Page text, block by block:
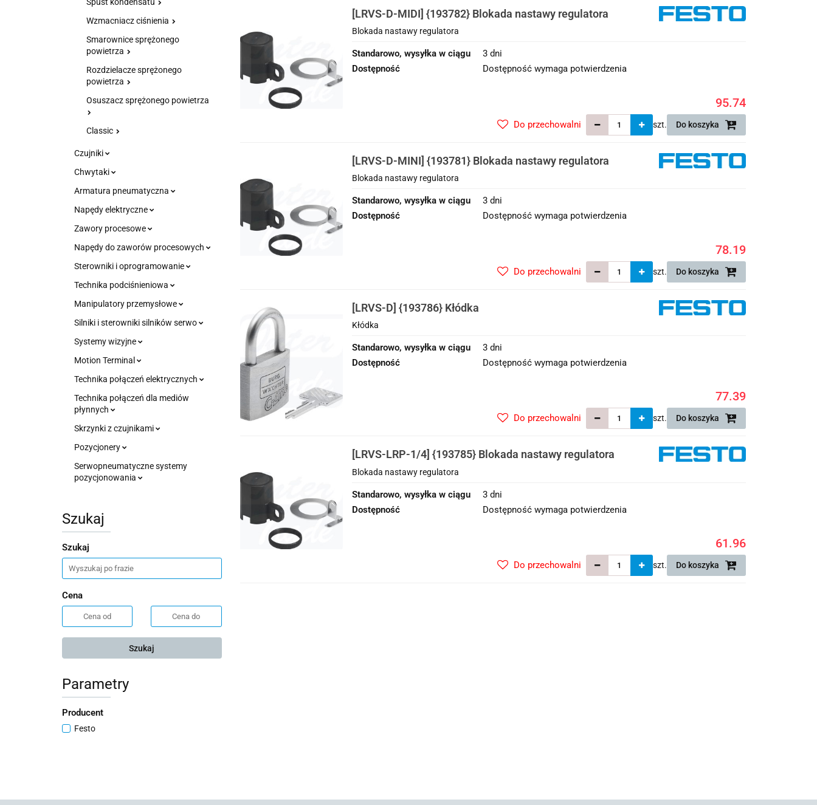
Wzmacniacz ciśnienia
Smarownice sprężonego
powietrza
Rozdzielacze sprężonego
powietrza
Osuszacz sprężonego powietrza
Classic
Czujniki
Chwytaki
Armatura pneumatyczna
Napędy elektryczne
Zawory procesowe
Napędy do zaworów procesowych
Sterowniki i oprogramowanie
Technika podciśnieniowa
Manipulatory przemysłowe
Silniki i sterowniki silników serwo
Systemy wizyjne
Motion Terminal
Technika połączeń elektrycznych
Technika połączeń dla mediów
płynnych
Skrzynki z czujnikami
Pozycjonery
Serwopneumatyczne systemy
pozycjonowania
Szukaj
Szukaj
Cena
Szukaj
Parametry
Producent
Festo
[LRVS-D-MIDI] {193782} Blokada nastawy regulatora
Blokada nastawy regulatora
Standarowo, wysyłka w ciągu
3 dni
Dostępność
Dostępność wymaga potwierdzenia
95.74
szt. Do koszyka
Do przechowalni
[LRVS-D-MINI] {193781} Blokada nastawy regulatora
Blokada nastawy regulatora
Standarowo, wysyłka w ciągu
3 dni
Dostępność
Dostępność wymaga potwierdzenia
78.19
szt. Do koszyka
Do przechowalni
[LRVS-D] {193786} Kłódka
Kłódka
Standarowo, wysyłka w ciągu
3 dni
Dostępność
Dostępność wymaga potwierdzenia
77.39
szt. Do koszyka
Do przechowalni
[LRVS-LRP-1/4] {193785} Blokada nastawy regulatora
Blokada nastawy regulatora
Standarowo, wysyłka w ciągu
3 dni
Dostępność
Dostępność wymaga potwierdzenia
61.96
szt. Do koszyka
Do przechowalni